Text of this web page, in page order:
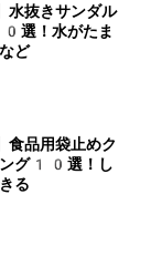
抜きサンダル
選！水がたま
ど
品用袋止めク
ング10選！し
る